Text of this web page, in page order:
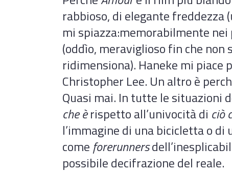
rabbioso, di elegante freddezza
mi spiazza:memorabilmente
(oddìo, meraviglioso fin che
ridimensiona). Haneke mi
Christopher Lee. Un altro è
Quasi mai. In tutte le situazioni
che èrispetto all’univocità di ciò
l’immagine di una bicicletta o di
comeforerunners
possibile decifrazione del reale.